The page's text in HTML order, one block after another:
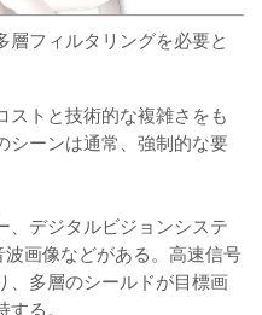
層フィルタリングを必要と
ストと技術的な複雑さをも
シーンは通常、強制的な要
、デジタルビジョンシステ
画像などがある。高速信号
、多層のシールドが目標画
る。